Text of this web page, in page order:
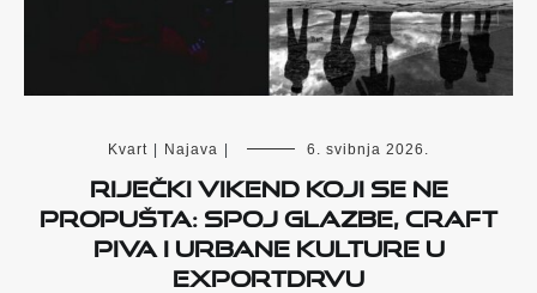
Kvart | Najava | 6. svibnja 2026.
Riječki vikend koji se ne
propušta: spoj glazbe, craft
piva i urbane kulture u
Exportdrvu